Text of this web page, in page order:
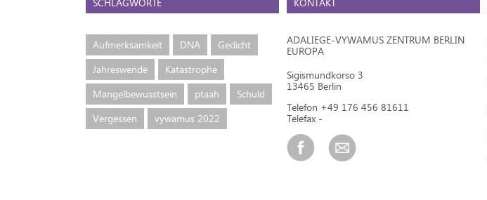
Aufmerksamkeit DNA
Gedicht
Jahreswende
Katastrophe
Mangelbewusstsein
ptaah
Schuld
Vergessen
vywamus 2022
ADALIEGE-VYWAMUS ZENTRUM BERLIN
EUROPA
Sigismundkorso 3
13465 Berlin
Telefon +49 176 456 81611
Telefax -